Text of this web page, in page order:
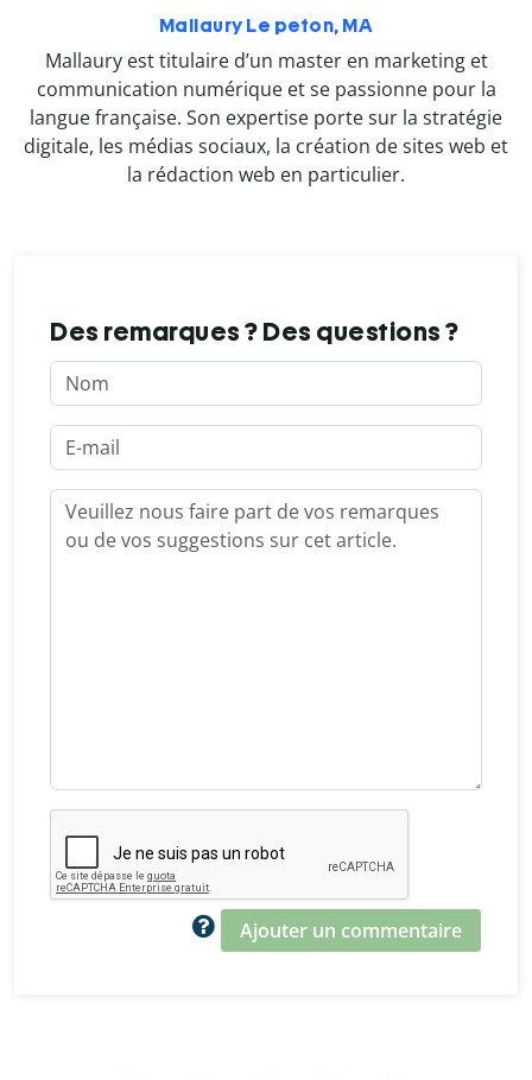
Mallaury Le peton, MA
Mallaury est titulaire d’un master en marketing et
communication numérique et se passionne pour la
langue française. Son expertise porte sur la stratégie
digitale, les médias sociaux, la création de sites web et
la rédaction web en particulier.
Des remarques ? Des questions ?
Ajouter un commentaire